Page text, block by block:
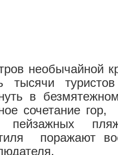
необычайной
тысячи
в
сочетание
поражают